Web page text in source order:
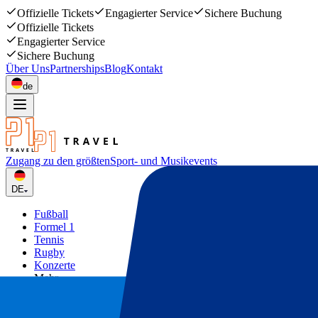
Offizielle Tickets Engagierter Service
Sichere Buchung
Offizielle Tickets
Engagierter Service
Sichere Buchung
Über UnsPartnershipsBlogKontakt
de
Zugang zu den größtenSport- und Musikevents
DE
Fußball
Formel 1
Tennis
Rugby
Konzerte
Mehr